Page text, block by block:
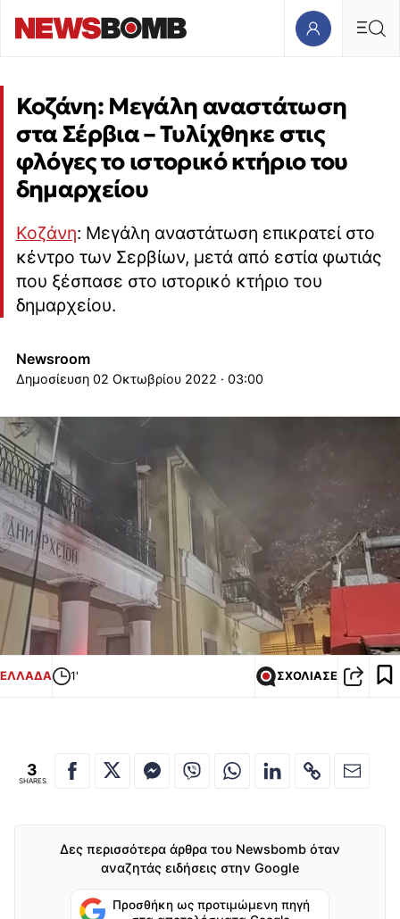
Κοζάνη: Μεγάλη αναστάτωση
στα Σέρβια – Τυλίχθηκε στις
φλόγες το ιστορικό κτήριο του
δημαρχείου
Κοζάνη: Μεγάλη αναστάτωση επικρατεί στο
κέντρο των Σερβίων, μετά από εστία φωτιάς
που ξέσπασε στο ιστορικό κτήριο του
δημαρχείου.
Newsroom
02 Οκτωβρίου 2022 · 03:00
ΕΛΛΑΔΑ 1' ΣΧΟΛΙΑΣΕ
3
SHARES
Δες περισσότερα άρθρα του Newsbomb όταν
αναζητάς ειδήσεις στην Google
Προσθήκη ως προτιμώμενη πηγή